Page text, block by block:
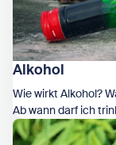
Alkohol
Wie wirkt Alkohol?
Ab wann darf ich
Zeige Alkohol